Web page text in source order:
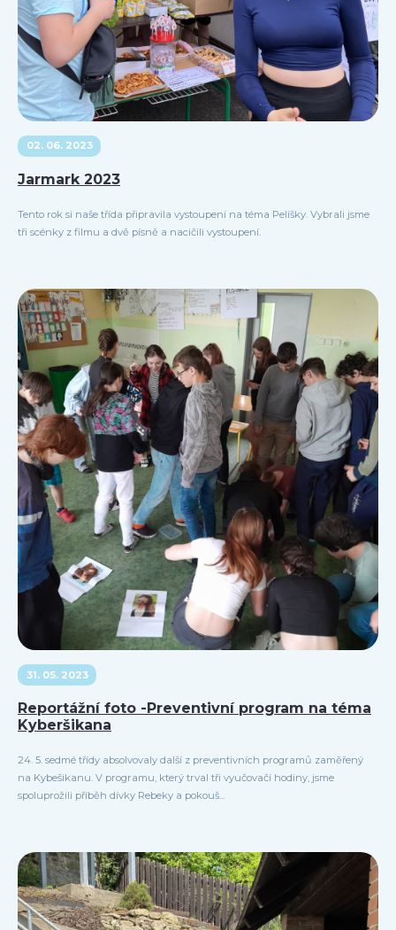
02. 06. 2023
Jarmark 2023
Tento rok si naše třída připravila vystoupení na téma Pelíšky. Vybrali jsme
tři scénky z filmu a dvě písně a nacičili vystoupení.
31. 05. 2023
Reportážní foto -Preventivní program na téma
Kyberšikana
24. 5. sedmé třídy absolvovaly další z preventivních programů zaměřený
na Kybešikanu. V programu, který trval tři vyučovačí hodiny, jsme
spoluprožili příběh dívky Rebeky a pokouš...